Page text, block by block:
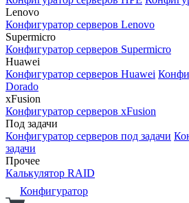
Lenovo
Конфигуратор серверов Lenovo
Supermicro
Конфигуратор серверов Supermicro
Huawei
Конфигуратор серверов Huawei
Dorado
xFusion
Конфигуратор серверов xFusion
Под задачи
Конфигуратор серверов под задачи
задачи
Прочее
Калькулятор RAID
Конфигуратор